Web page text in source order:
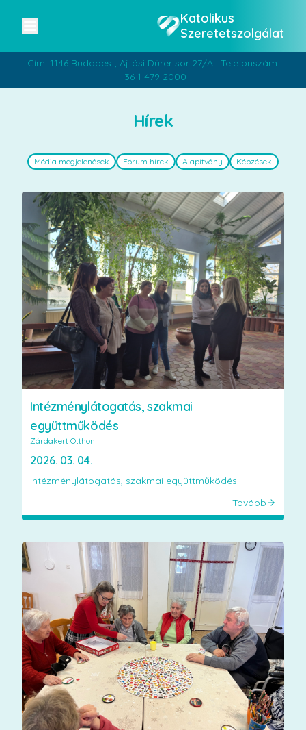
Katolikus
Szeretetszolgálat
Cím: 1146 Budapest, Ajtósi Dürer sor 27/A | Telefonszám:
+36 1 479 2000
Hírek
Média megjelenések Fórum hírek Alapítvány Képzések
Intézménylátogatás, szakmai
együttműködés
Zárdakert Otthon
2026. 03. 04.
Intézménylátogatás, szakmai együttműködés
Tovább